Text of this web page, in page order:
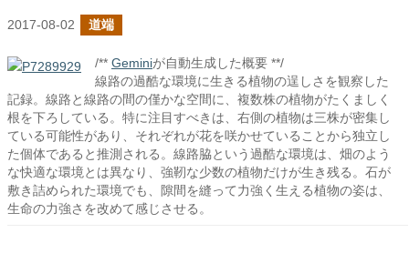
2017-08-02 道端
/** Geminiが自動生成した概要 **/
線路の過酷な環境に生きる植物の逞しさを観察した
記録。線路と線路の間の僅かな空間に、複数株の植物がたくましく
根を下ろしている。特に注目すべきは、右側の植物は三株が密集し
ている可能性があり、それぞれが花を咲かせていることから独立し
た個体であると推測される。線路脇という過酷な環境は、畑のよう
な快適な環境とは異なり、強靭な少数の植物だけが生き残る。石が
敷き詰められた環境でも、隙間を縫って力強く生える植物の姿は、
生命の力強さを改めて感じさせる。